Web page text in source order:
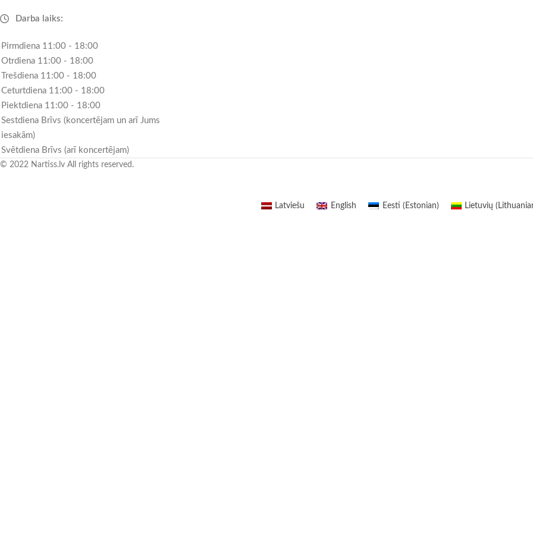
Darba laiks:
Pirmdiena 11:00 - 18:00
Otrdiena 11:00 - 18:00
Trešdiena 11:00 - 18:00
Ceturtdiena 11:00 - 18:00
Piektdiena 11:00 - 18:00
Sestdiena Brīvs (koncertējam un arī Jums
iesakām)
Svētdiena Brīvs (arī koncertējam)
© 2022 Nartiss.lv All rights reserved.
Latviešu English Eesti ( Estonian) Lietuvių (